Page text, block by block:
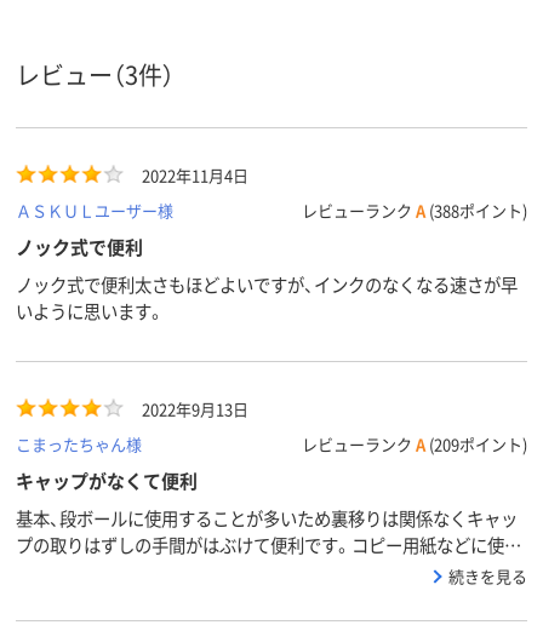
形状 シングル
アスクル
商品環境
スコア
20 35
レビュー（3件）
2022年11月4日
ＡＳＫＵＬユーザー様
レビューランク A (388ポイント)
ノック式で便利
ノック式で便利太さもほどよいですが、インクのなくなる速さが早
いように思います。
2022年9月13日
こまったちゃん様
レビューランク A (209ポイント)
キャップがなくて便利
基本、段ボールに使用することが多いため裏移りは関係なくキャッ
プの取りはずしの手間がはぶけて便利です。コピー用紙などに使用
続きを見る